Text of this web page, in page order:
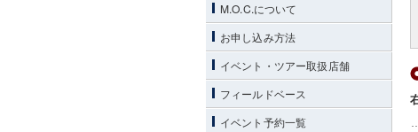
M.O.C.について
お申し込み方法
イベント・ツアー取扱店舗
フィールドベース
イベント予約一覧